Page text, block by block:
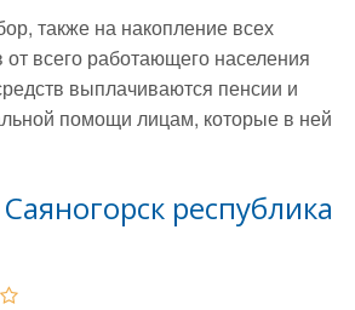
также на накопление всех
от всего работающего населения
выплачиваются пенсии и
помощи лицам, которые в ней
республика